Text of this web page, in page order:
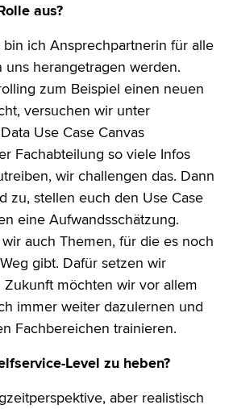
aus?
ich Ansprechpartnerin für alle
uns herangetragen werden.
zum Beispiel einen neuen
versuchen wir unter
Use Case Canvas
Fachabteilung so viele Infos
wir challengen das. Dann
zu, stellen euch den Use Case
eine Aufwandsschätzung.
auch Themen, für die es noch
gibt. Dafür setzen wir
Zukunft möchten wir vor allem
immer weiter dazulernen und
Fachbereichen trainieren.
Level zu heben?
aber realistisch